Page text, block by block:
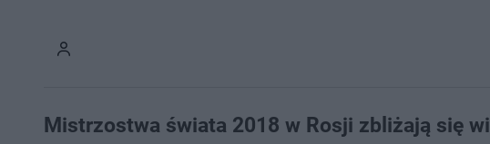
Mistrzostwa świata 2018 w Rosji zbliżają się